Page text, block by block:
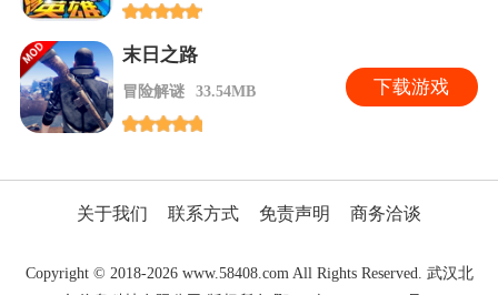
末日之路
冒险解谜 33.54MB 下载游戏
关于我们 联系方式 免责声明 商务洽谈
Copyright © 2018-2026 www.58408.com All Rights Reserved. 武汉北